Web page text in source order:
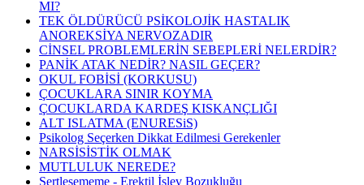
MI?
TEK ÖLDÜRÜCÜ PSİKOLOJİK HASTALIK
ANOREKSİYA NERVOZADIR
CİNSEL PROBLEMLERİN SEBEPLERİ NELERDİR?
PANİK ATAK NEDİR? NASIL GEÇER?
OKUL FOBİSİ (KORKUSU)
ÇOCUKLARA SINIR KOYMA
ÇOCUKLARDA KARDEŞ KISKANÇLIĞI
ALT ISLATMA (ENURESiS)
Psikolog Seçerken Dikkat Edilmesi Gerekenler
NARSİSİSTİK OLMAK
MUTLULUK NEREDE?
Sertleşememe - Erektil İşlev Bozukluğu